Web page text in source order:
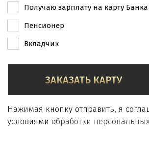
Получаю зарплату на карту Банка
Пенсионер
Вкладчик
ЗАКАЗАТЬ КАРТУ
Нажимая кнопку отправить, я
условиями обработки